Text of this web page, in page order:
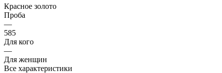
Красное золото
Проба
—
585
Для кого
—
Для женщин
Все характеристики